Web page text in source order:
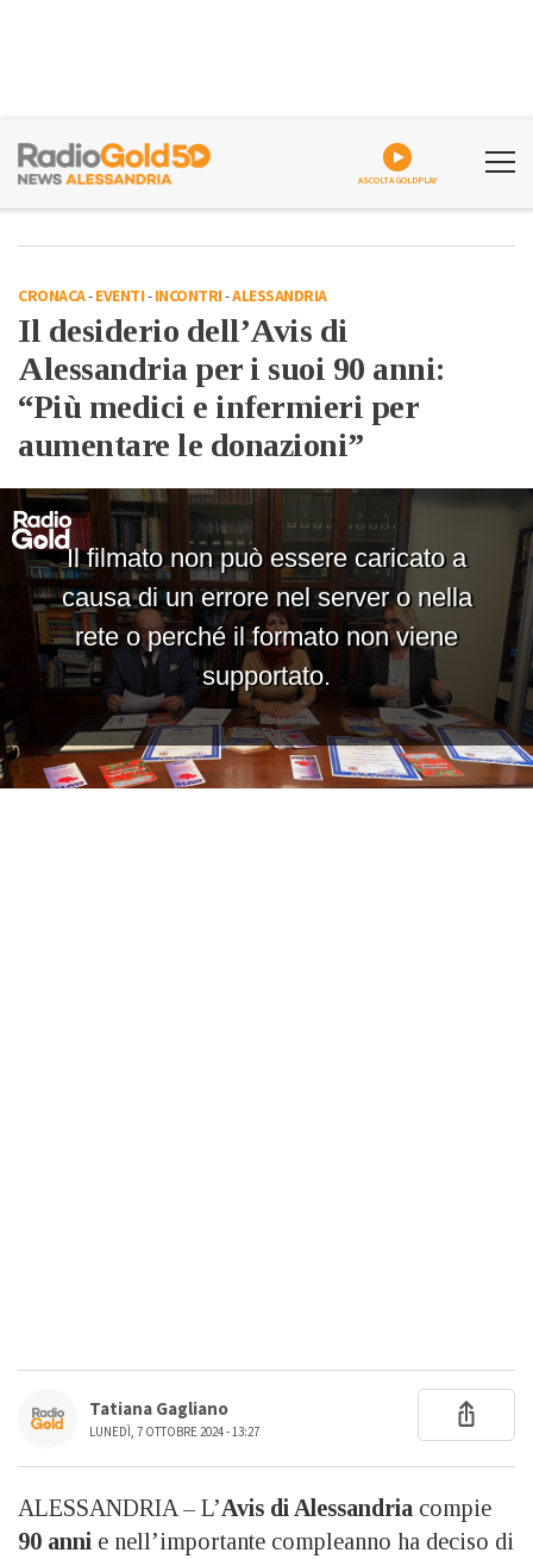
ASCOLTA GOLDPLAY
CRONACA-EVENTI-INCONTRI-ALESSANDRIA
Il desiderio dell’Avis di
Alessandria per i suoi 90 anni:
“Più medici e infermieri per
aumentare le donazioni”
Tatiana Gagliano
LUNEDÌ, 7 OTTOBRE 2024 - 13:27
ALESSANDRIA – L’Avis di Alessandria compie
90 anni e nell’importante compleanno ha deciso di